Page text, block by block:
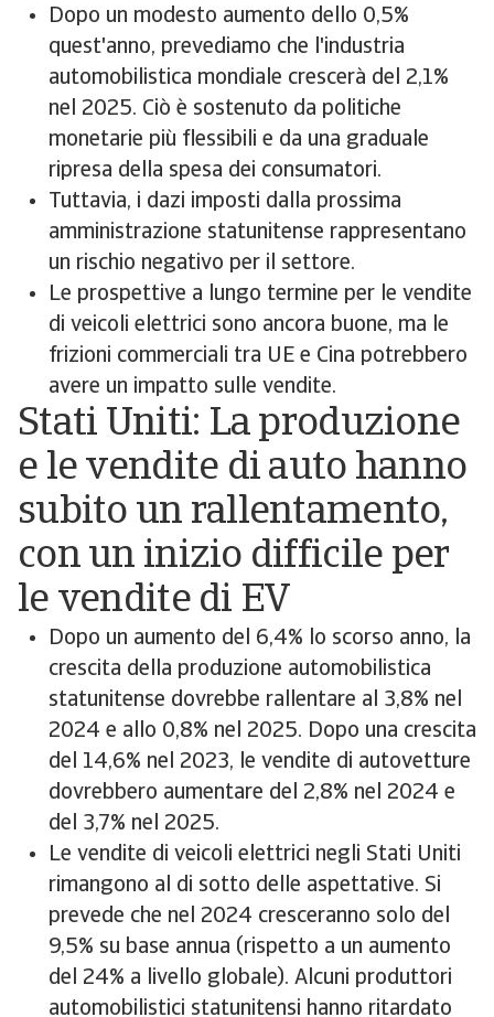
Dopo un modesto aumento dello 0,5%
quest'anno, prevediamo che l'industria
automobilistica mondiale crescerà del 2,1%
nel 2025. Ciò è sostenuto da politiche
monetarie più flessibili e da una graduale
ripresa della spesa dei consumatori.
Tuttavia, i dazi imposti dalla prossima
amministrazione statunitense rappresentano
un rischio negativo per il settore.
Le prospettive a lungo termine per le vendite
di veicoli elettrici sono ancora buone, ma le
frizioni commerciali tra UE e Cina potrebbero
avere un impatto sulle vendite.
Stati Uniti: La produzione
e le vendite di auto hanno
subito un rallentamento,
con un inizio difficile per
le vendite di EV
Dopo un aumento del 6,4% lo scorso anno, la
crescita della produzione automobilistica
statunitense dovrebbe rallentare al 3,8% nel
2024 e allo 0,8% nel 2025. Dopo una crescita
del 14,6% nel 2023, le vendite di autovetture
dovrebbero aumentare del 2,8% nel 2024 e
del 3,7% nel 2025.
Le vendite di veicoli elettrici negli Stati Uniti
rimangono al di sotto delle aspettative. Si
prevede che nel 2024 cresceranno solo del
9,5% su base annua (rispetto a un aumento
del 24% a livello globale). Alcuni produttori
automobilistici statunitensi hanno ritardato